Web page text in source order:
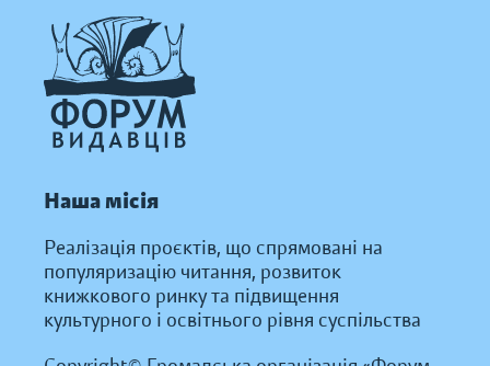
Наша місія
Реалізація проєктів, що спрямовані на
популяризацію читання, розвиток
книжкового ринку та підвищення
культурного і освітнього рівня суспільства